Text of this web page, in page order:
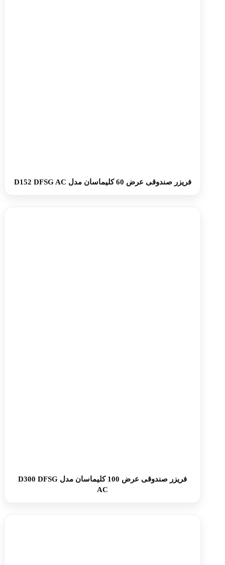
فریزر صندوقی عرض 60 کلیماسان مدل D152 DFSG AC
فریزر صندوقی عرض 100 کلیماسان مدل D300 DFSG
AC